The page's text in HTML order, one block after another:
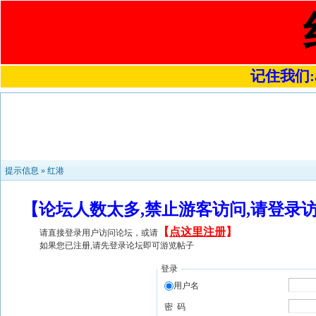
记住我们
提示信息 » 红港
【论坛人数太多,禁止游客访问,请登
请直接登录用户访问论坛，或请 【 点这里注册】
如果您已注册,请先登录论坛即可游览帖子
登录
用户名
密 码